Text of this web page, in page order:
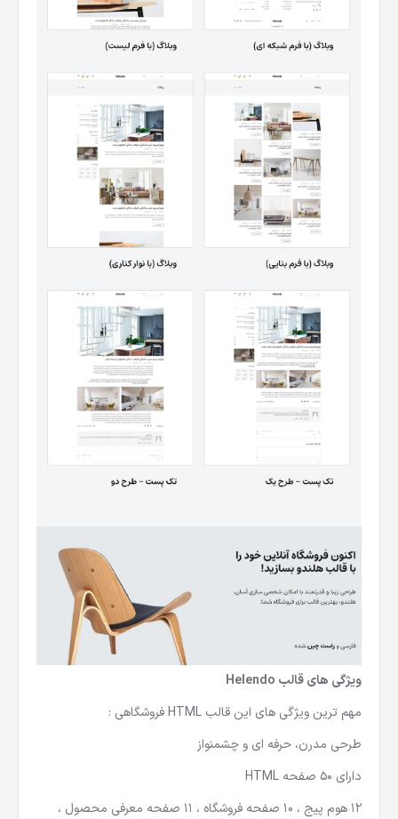
ویژگی های قالب Helendo
مهم ترین ویژگی های این قالب HTML فروشگاهی :
طرحی مدرن، حرفه ای و چشمنواز
دارای 50 صفحه HTML
12 هوم پیج ، 10 صفحه فروشگاه ، 11 صفحه معرفی محصول ،